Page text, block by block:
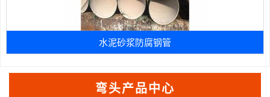
水泥砂浆防腐钢管
弯头产品中心